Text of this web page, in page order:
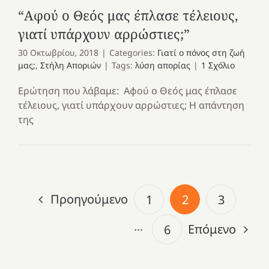
“Αφού ο Θεός μας έπλασε τέλειους,
γιατί υπάρχουν αρρώστιες;”
30 Οκτωβρίου, 2018 | Categories: Γιατί ο πόνος στη ζωή
μας;, Στήλη Αποριών | Tags: λύση απορίας | 1 Σχόλιο
Ερώτηση που λάβαμε: Αφού ο Θεός μας έπλασε
τέλειους, γιατί υπάρχουν αρρώστιες; Η απάντηση
της
Προηγούμενο 1 2
3
···
6 Επόμενο